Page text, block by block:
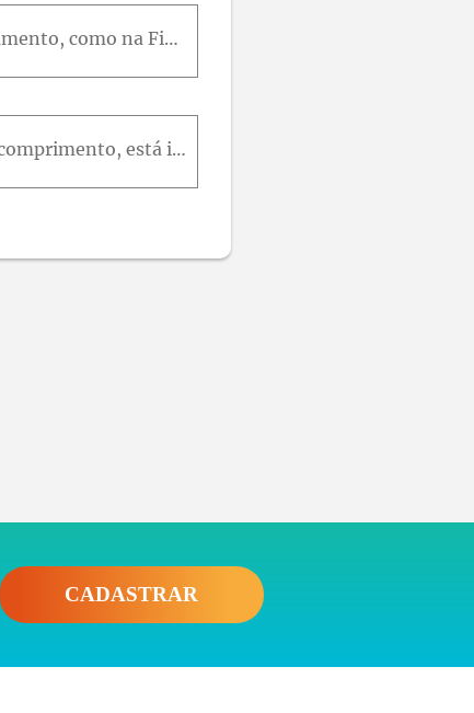
Um filtro pode ser idealizado como um feixe de fibras cilíndricas normais ao escoamento, como na Figura P7.61. Admitindo que as fibras sejam distribuídas uniformemente e tenham coeficientes de arrasto
Um cilindro longo de seção transversal retangular, com 5 cm de altura e 30 cm de comprimento, está imerso em água a 20°C escoando a 12 m/s paralelamente ao comprimento do retângulo. Calcule a força de
CADASTRAR